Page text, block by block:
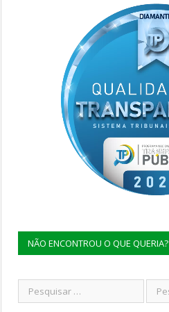
NÃO ENCONTROU O QUE QUERIA?